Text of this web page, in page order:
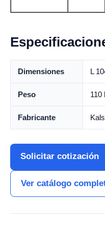
Dimensiones L
Peso 110
Fabricante
Solicitar cotización
Ver catálogo